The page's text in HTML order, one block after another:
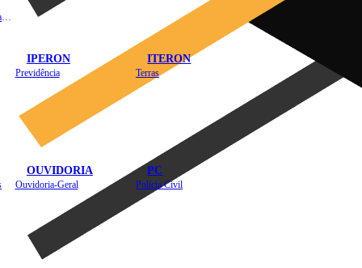
IPERON
Previdência
ITERON
Terras
OUVIDORIA
Ouvidoria-Geral
PC
Polícia Civil